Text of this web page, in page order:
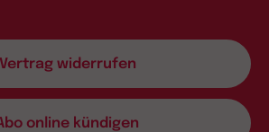
Vertrag widerrufen
online kündigen